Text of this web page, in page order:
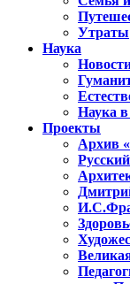
Утраты
Наука
Наука
Проекты
Архив